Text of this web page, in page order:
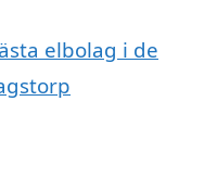
elbolag i de